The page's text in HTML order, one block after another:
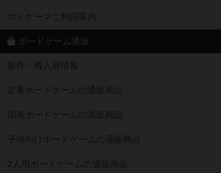
ボドゲーマご利用案内
ボードゲーム通販
新作・再入荷情報
定番ボードゲームの通販商品
国産ボードゲームの通販商品
子供向けボードゲームの通販商品
2人用ボードゲームの通販商品